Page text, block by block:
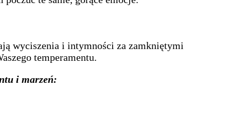
wyciszenia i intymności za zamkniętymi
temperamentu.
i marzeń: